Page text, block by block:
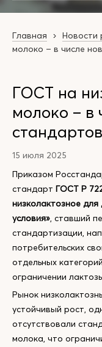
Главная Новости
молоко – в числе
ГОСТ на
молоко – в
15 июля 2025
Приказом
стандарт ГОСТ Р
низколактозное для
условия», ставший
стандартизации,
потребительских
отдельных
ограничении
Рынок
устойчивый рост,
отсутствовали
молока, что